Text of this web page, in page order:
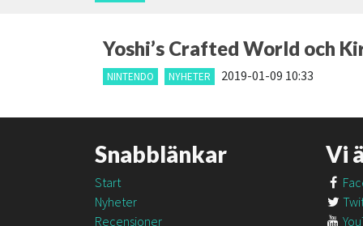
Yoshi’s Crafted World och
NINTENDO NYHETER 2019-01-09 10:33
Snabblänkar
Start
Nyheter
Recensioner
Vi